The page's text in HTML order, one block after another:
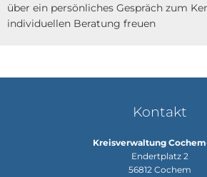
über ein persönliches Gespräch zum
individuellen Beratung freuen
Kontakt
Kreisverwaltung
Endertplatz 2
56812 Cochem